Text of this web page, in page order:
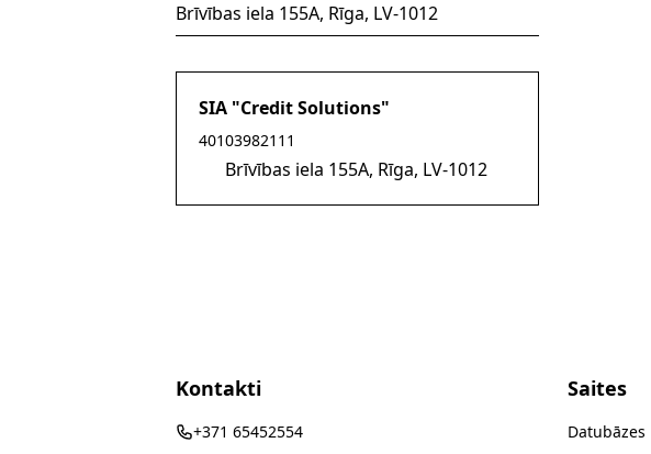
Brīvības iela 155A, Rīga, LV-1012
SIA "Credit Solutions"
40103982111
Brīvības iela 155A, Rīga, LV-1012
Kontakti
+371 65452554
Saites
Datubāzes